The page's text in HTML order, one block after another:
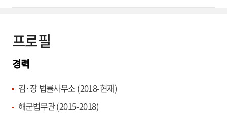
소송수행자로서의 업무를 수행하였습니다. 2018년 김·장
위 남용행위, 부당공동행위, 불공정거래행위, 하도급법 위
반, 가맹사업법 위반, 전자상거래법 위반 등 여러 공정거래
위원회 소관 법령 위반사건에서 고객을 대리하여 공정거래
위원회 및 법원에서의 자문 및 소송수행 업무를 담당하고 있
프로필
경력
김·장 법률사무소 (2018-현재)
해군법무관 (2015-2018)